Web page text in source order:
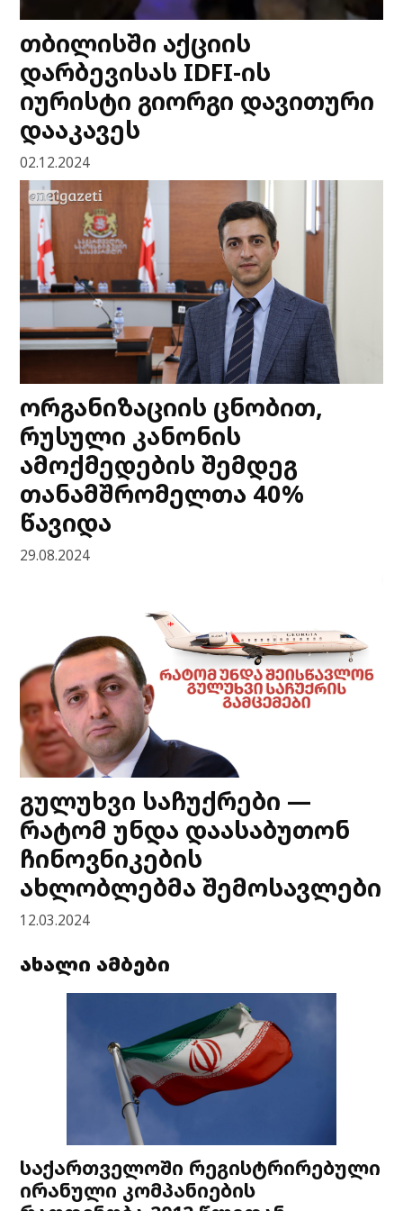
თბილისში აქციის
დარბევისას IDFI-ის
იურისტი გიორგი დავითური
დააკავეს
02.12.2024
ორგანიზაციის ცნობით,
რუსული კანონის
ამოქმედების შემდეგ
თანამშრომელთა 40%
წავიდა
29.08.2024
გულუხვი საჩუქრები —
რატომ უნდა დაასაბუთონ
ჩინოვნიკების
ახლობლებმა შემოსავლები
12.03.2024
ახალი ამბები
საქართველოში რეგისტრირებული
ირანული კომპანიების